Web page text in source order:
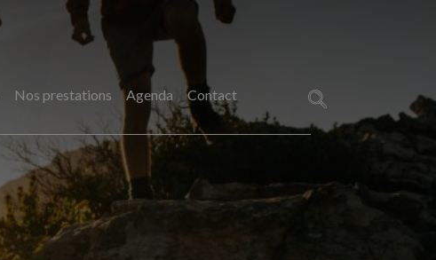
Nos prestations Agenda Contact
Rechercher :